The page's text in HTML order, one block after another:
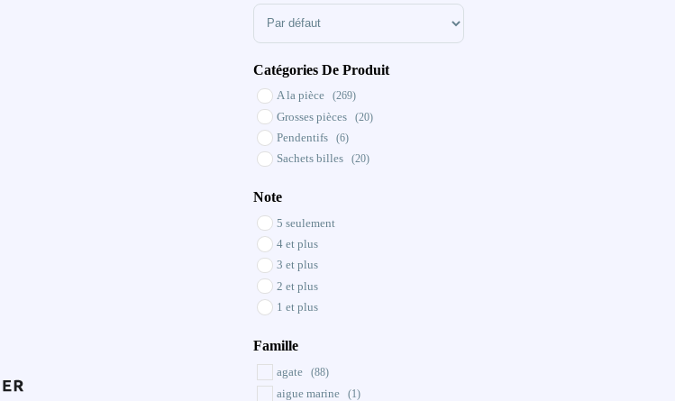
Sort Products
Catégories De Produit
A la pièce (269)
Grosses pièces (20)
Pendentifs (6)
Sachets billes (20)
Note
5 seulement
4 et plus
3 et plus
2 et plus
1 et plus
Famille
agate (88)
aigue marine (1)